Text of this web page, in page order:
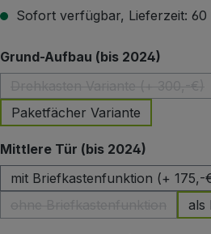
Sofort verfügbar, Lieferzeit: 60
Grund-Aufbau (bis 2024)
(Diese Option ist
Paketfächer Variante
Mittlere Tür (bis 2024)
mit Briefkastenfunktion (+ 175,-
(Diese Option ist
als